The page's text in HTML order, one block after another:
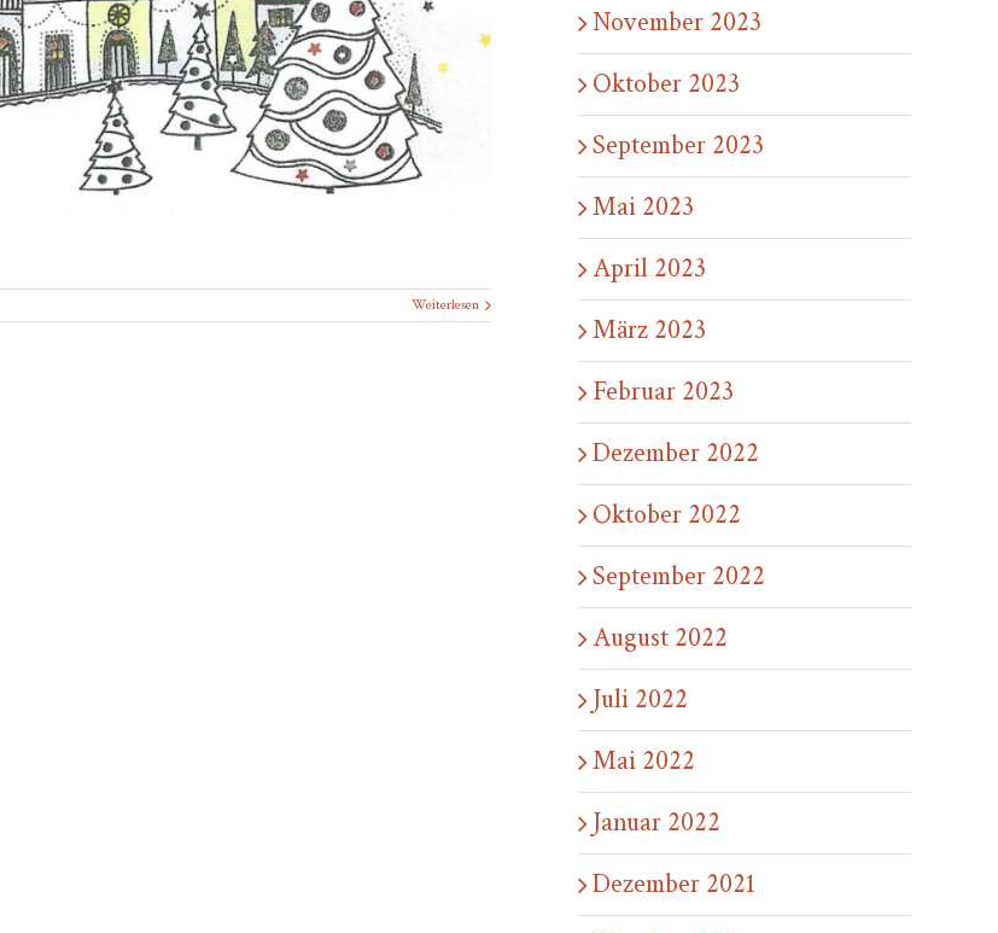
Weiterlesen
November 2023
Oktober 2023
September 2023
Mai 2023
April 2023
März 2023
Februar 2023
Dezember 2022
Oktober 2022
September 2022
August 2022
Juli 2022
Mai 2022
Januar 2022
Dezember 2021